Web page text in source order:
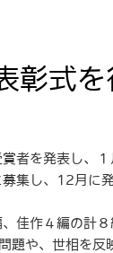
彰式を
を発表し、１
し、12月に
佳作４編の計８
や、世相を反